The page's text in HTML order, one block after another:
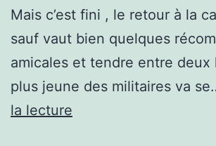
Mais c’est fini , le retour à la
sauf vaut bien quelques
amicales et tendre entre deux
plus jeune des militaires va
la lecture